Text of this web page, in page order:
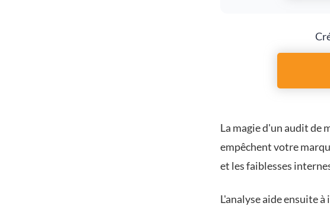
La magie d'un audit de
empêchent votre
et les faiblesses
L'analyse aide ensuite